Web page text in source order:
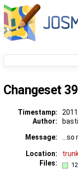
Changeset
Timestamp:
Author:
Message:
...so
Location:
Files: